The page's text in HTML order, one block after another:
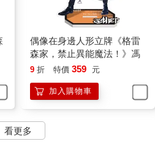
偶像在身邊人形立牌《格雷
森家，禁止異能魔法！》馮
9 折 特價 359 元
加入購物車
看更多